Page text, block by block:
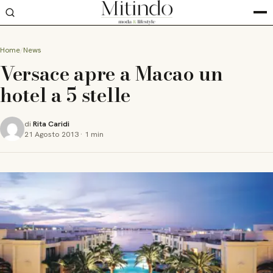
Home News
Versace apre a Macao un
hotel a 5 stelle
di Rita Caridi
21 Agosto 2013 · 1 min